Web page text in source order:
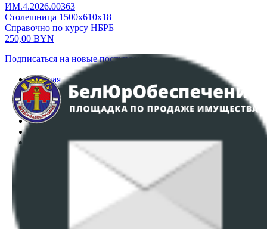
ИМ.4.2026.00363
Столешница 1500х610х18
Справочно по курсу НБРБ
250,00 BYN
Подписаться на новые поступления
Главная
Аукционы
Интернет-магазин
Регламент организации и проведения торгов
Политика в отношении обработки персональных
ПОЛОЖЕНИЕ О ПОЛИТИКЕ ОБРАБОТКИ COOKIE-
Настройки cookie-файлов